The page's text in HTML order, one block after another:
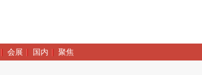
会展 国内 聚焦